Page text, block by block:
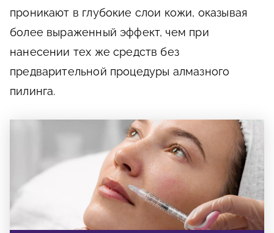
проникают в глубокие слои кожи, оказывая
более выраженный эффект, чем при
нанесении тех же средств без
предварительной процедуры алмазного
пилинга.